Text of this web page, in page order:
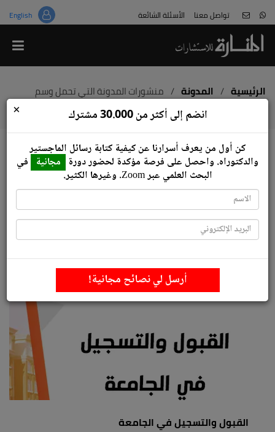
تواصل معنا الأسئلة الشائعة
English
من نحن
قالوا عنا
هل هذا غش؟
معلومات عن المختصين
لا تكن ضحية المواقع المخادعة
انضم للعمل معنا
الرئيسية / المدونة / منشورات المدونة التي تحمل وسم
'القبول والتسجيل'
منشورات المدونة التي تحمل وسم 'القبول
والتسجيل'
القبول والتسجيل في الجامعة
انضم إلى أكثر من 30.000 مشترك ×
كن أول من يعرف أسرارنا عن كيفية كتابة رسائل ‏الماجستير
والدكتوراه.‏ واحصل على فرصة مؤكدة لحضور دورة مجانية في
البحث العلمي عبر ‏Zoom‏.‏ وغيرها الكثير.
أرسل لي نصائح مجانية!